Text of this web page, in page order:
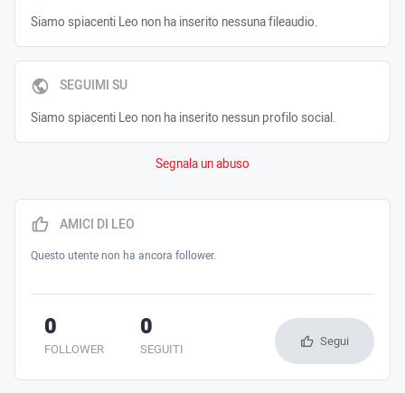
Siamo spiacenti Leo non ha inserito nessuna fileaudio.
SEGUIMI SU
Siamo spiacenti Leo non ha inserito nessun profilo social.
Segnala un abuso
AMICI DI LEO
Questo utente non ha ancora follower.
FOLLOWER
0
SEGUITI
0 Segui